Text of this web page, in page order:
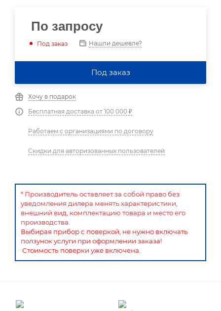
По запросу
Под заказ Нашли дешевле?
Под заказ
Хочу в подарок
Бесплатная доставка от 100 000 ₽
Работаем с организациями по договору
Скидки для авторизованных пользователей
* Производитель оставляет за собой право без
уведомления дилера менять характеристики,
внешний вид, комплектацию товара и место его
производства.
Выбирая прибор с поверкой, не нужно включать
ползунок услуги при оформлении заказа!
Стоимость поверки уже включена.